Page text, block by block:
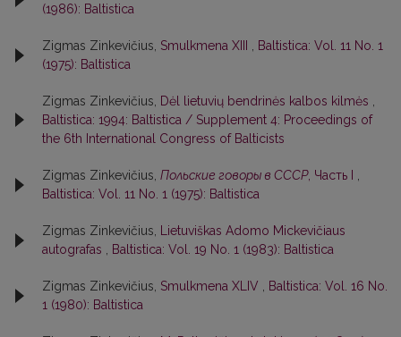
(1986): Baltistica
Zigmas Zinkevičius, Smulkmena XIII
Baltistica: Vol. 11 No. 1
(1975): Baltistica
Zigmas Zinkevičius, Dėl lietuvių bendrinės kalbos kilmės
Baltistica: 1994: Baltistica / Supplement 4: Proceedings of
the 6th International Congress of Balticists
Zigmas Zinkevičius, Польские говоры в СССР, Часть I
Baltistica: Vol. 11 No. 1 (1975): Baltistica
Zigmas Zinkevičius, Lietuviškas Adomo Mickevičiaus
autografas
Baltistica: Vol. 19 No. 1 (1983): Baltistica
Zigmas Zinkevičius, Smulkmena XLIV
Baltistica: Vol. 16 No.
1 (1980): Baltistica